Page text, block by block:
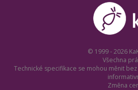
© 1999 - 2026
Všechna
Technické specifikace se mohou měnit
Změna